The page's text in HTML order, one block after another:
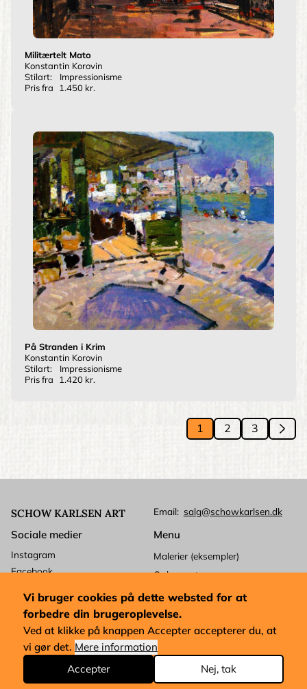
Militærtelt Mato
Konstantin Korovin
Stilart:
Impressionisme
Pris fra
1.450 kr.
På Stranden i Krim
Konstantin Korovin
Stilart:
Impressionisme
Pris fra
1.420 kr.
Side
1 Side
2 Side
3
Next
››
SCHOW KARLSEN ART Email salg@schowkarlsen.dk
Menu
Malerier (eksempler)
Ophavsret
Kundeservice
Levering
Forretningsbetingelser
Købsforkøb og udførelse
Malerihåndtering
Sociale medier
Instagram
Facebook
Mastercard
Vi bruger cookies på dette websted for at
forbedre din brugeroplevelse.
Ved at klikke på knappen Accepter accepterer du, at
vi gør det. Mere information
Accepter
Nej, tak